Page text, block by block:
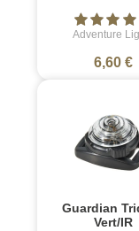
Adventure
6,60 €
Guardian
Vert/IR